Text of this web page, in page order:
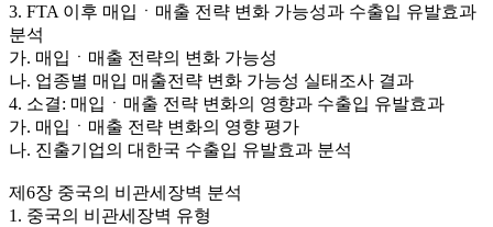
3. FTA 이후 매입ㆍ매출 전략 변화 가능성과 수출입 유발효과
분석
가. 매입ㆍ매출 전략의 변화 가능성
나. 업종별 매입 매출전략 변화 가능성 실태조사 결과
4. 소결: 매입ㆍ매출 전략 변화의 영향과 수출입 유발효과
가. 매입ㆍ매출 전략 변화의 영향 평가
나. 진출기업의 대한국 수출입 유발효과 분석
제6장 중국의 비관세장벽 분석
1. 중국의 비관세장벽 유형